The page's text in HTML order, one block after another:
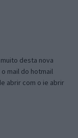
desta nova
mail do hotmail
abrir com o ie abrir